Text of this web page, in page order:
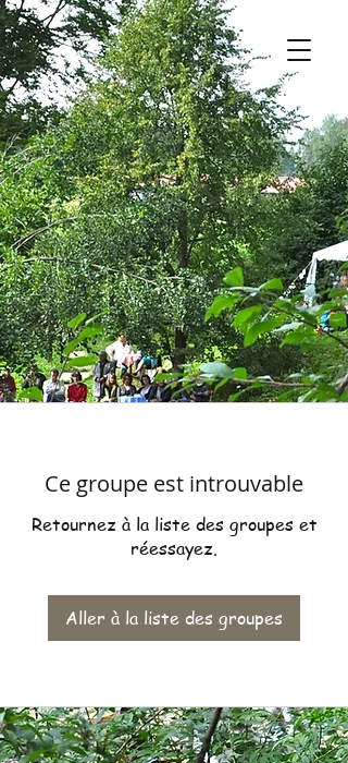
Ce groupe est introuvable
Retournez à la liste des groupes et
réessayez.
Aller à la liste des groupes